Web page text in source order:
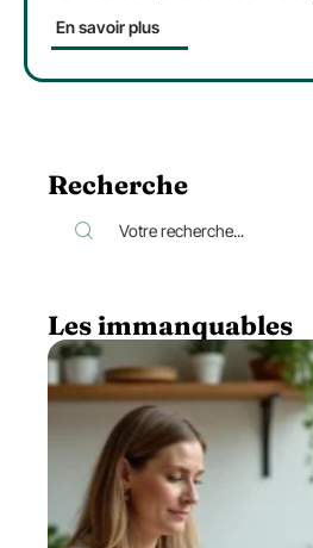
En savoir plus
Recherche
Les immanquables